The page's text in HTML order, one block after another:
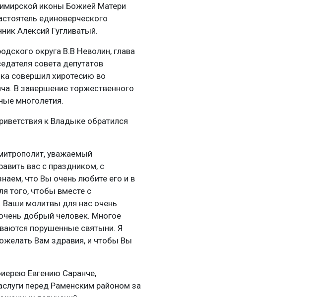
иконы Божией Матери
единоверческого
Алексий Гугливатый.
округа В.В Неволин, глава
совета депутатов
совершил хиротесию во
В завершение торжественного
многолетия.
к Владыке обратился
уважаемый
вас с праздником, с
что Вы очень любите его и в
того, чтобы вместе с
Ваши молитвы для нас очень
добрый человек. Многое
порушенные святыни. Я
Вам здравия, и чтобы Вы
Евгению Саранче,
перед Раменским районом за